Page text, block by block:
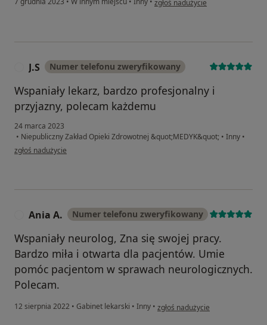
zgłoś nadużycie
J.S Numer telefonu zweryfikowany
Wspaniały lekarz, bardzo profesjonalny i
przyjazny, polecam każdemu
24 marca 2023
• Niepubliczny Zakład Opieki Zdrowotnej &quot;MEDYK&quot; • Inny •
w opinii użytkownika J.S
zgłoś nadużycie
Ania A. Numer telefonu zweryfikowany
Wspaniały neurolog, Zna się swojej pracy.
Bardzo miła i otwarta dla pacjentów. Umie
pomóc pacjentom w sprawach neurologicznych.
Polecam.
12 sierpnia 2022 • Gabinet lekarski • Inny • w opinii użytkownika Ania A.
zgłoś nadużycie